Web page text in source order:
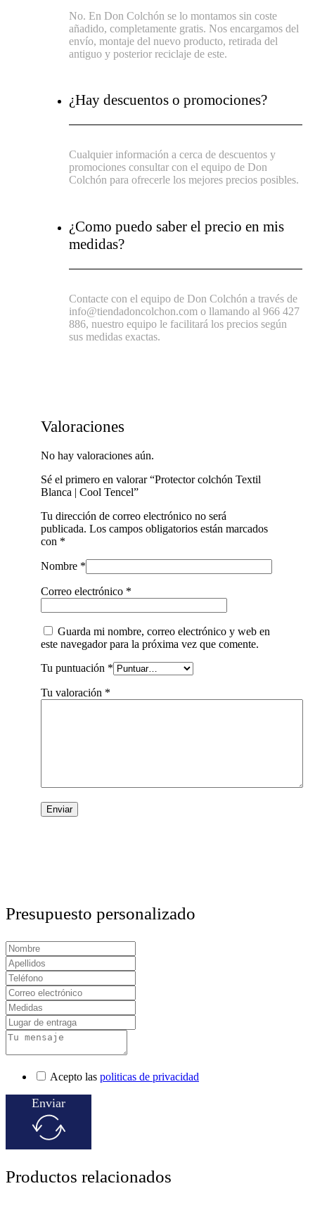
No. En Don Colchón se lo montamos sin coste
añadido, completamente gratis. Nos encargamos del
envío, montaje del nuevo producto, retirada del
antiguo y posterior reciclaje de este.
¿Hay descuentos o promociones?
Cualquier información a cerca de descuentos y
promociones consultar con el equipo de Don
Colchón para ofrecerle los mejores precios posibles.
¿Como puedo saber el precio en mis
medidas?
Contacte con el equipo de Don Colchón a través de
info@tiendadoncolchon.com o llamando al 966 427
886, nuestro equipo le facilitará los precios según
sus medidas exactas.
Valoraciones
No hay valoraciones aún.
Sé el primero en valorar “Protector colchón Textil
Blanca | Cool Tencel”
Tu dirección de correo electrónico no será
publicada. Los campos obligatorios están marcados
con *
Nombre *
Correo electrónico *
Guarda mi nombre, correo electrónico y web en
este navegador para la próxima vez que comente.
Tu puntuación *
Tu valoración *
Presupuesto personalizado
Acepto las politicas de privacidad
Enviar
Productos relacionados